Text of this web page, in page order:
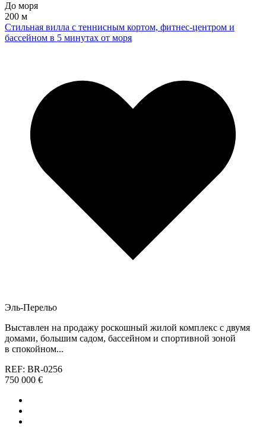
До моря
200 м
Стильная вилла с теннисным кортом, фитнес-центром и
бассейном в 5 минутах от моря
Эль-Перельо
Выставлен на продажу роскошный жилой комплекс с двумя
домами, большим садом, бассейном и спортивной зоной
в спокойном...
REF: BR-0256
750 000 €